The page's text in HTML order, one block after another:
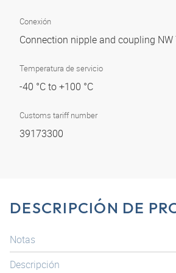
Conexión
Connection nipple and coupling NW
Temperatura de servicio
-40 °C to +100 °C
Customs tariff number
39173300
DESCRIPCIÓN DE
Notas
Descripción